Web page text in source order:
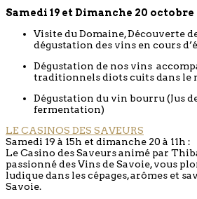
Samedi 19 et Dimanche 20 octobre
Visite du Domaine, Découverte
dégustation des vins en cours
Dégustation de nos vins
traditionnels diots cuits dans le
Dégustation du vin bourru (Jus
fermentation)
LE CASINOS DES SAVEURS
Samedi 19 à 15h et dimanche 20 à 11h :
Le Casino des Saveurs animé par
passionné des Vins de Savoie, vous
ludique dans les cépages, arômes et
Savoie.